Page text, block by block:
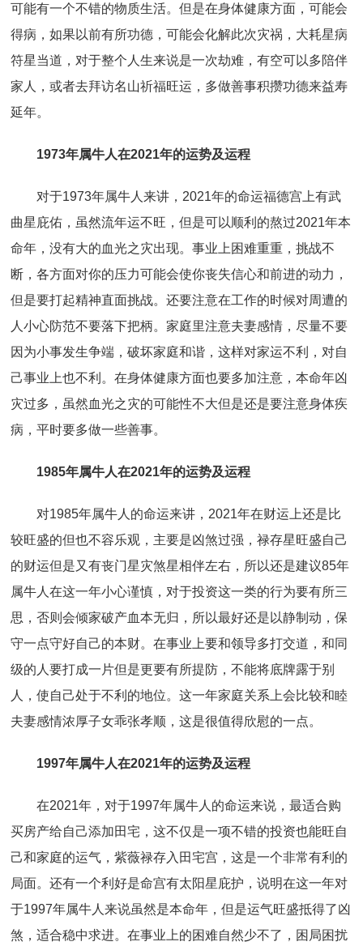
可能有一个不错的物质生活。但是在身体健康方面，可能会
得病，如果以前有所功德，可能会化解此次灾祸，大耗星病
符星当道，对于整个人生来说是一次劫难，有空可以多陪伴
家人，或者去拜访名山祈福旺运，多做善事积攒功德来益寿
延年。
1973年属牛人在2021年的运势及运程
对于1973年属牛人来讲，2021年的命运福德宫上有武
曲星庇佑，虽然流年运不旺，但是可以顺利的熬过2021年本
命年，没有大的血光之灾出现。事业上困难重重，挑战不
断，各方面对你的压力可能会使你丧失信心和前进的动力，
但是要打起精神直面挑战。还要注意在工作的时候对周遭的
人小心防范不要落下把柄。家庭里注意夫妻感情，尽量不要
因为小事发生争端，破坏家庭和谐，这样对家运不利，对自
己事业上也不利。在身体健康方面也要多加注意，本命年凶
灾过多，虽然血光之灾的可能性不大但是还是要注意身体疾
病，平时要多做一些善事。
1985年属牛人在2021年的运势及运程
对1985年属牛人的命运来讲，2021年在财运上还是比
较旺盛的但也不容乐观，主要是凶煞过强，禄存星旺盛自己
的财运但是又有丧门星灾煞星相伴左右，所以还是建议85年
属牛人在这一年小心谨慎，对于投资这一类的行为要有所三
思，否则会倾家破产血本无归，所以最好还是以静制动，保
守一点守好自己的本财。在事业上要和领导多打交道，和同
级的人要打成一片但是更要有所提防，不能将底牌露于别
人，使自己处于不利的地位。这一年家庭关系上会比较和睦
夫妻感情浓厚子女乖张孝顺，这是很值得欣慰的一点。
1997年属牛人在2021年的运势及运程
在2021年，对于1997年属牛人的命运来说，最适合购
买房产给自己添加田宅，这不仅是一项不错的投资也能旺自
己和家庭的运气，紫薇禄存入田宅宫，这是一个非常有利的
局面。还有一个利好是命宫有太阳星庇护，说明在这一年对
于1997年属牛人来说虽然是本命年，但是运气旺盛抵得了凶
煞，适合稳中求进。在事业上的困难自然少不了，困局困扰